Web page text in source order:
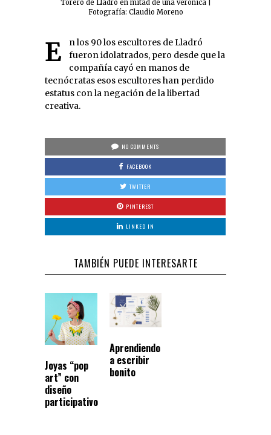
Torero de Lladró en mitad de una verónica |
Fotografía: Claudio Moreno
En los 90 los escultores de Lladró
fueron idolatrados, pero desde que la
compañía cayó en manos de
tecnócratas esos escultores han perdido
estatus con la negación de la libertad
creativa.
NO COMMENTS
FACEBOOK
TWITTER
PINTEREST
LINKED IN
TAMBIÉN PUEDE INTERESARTE
Joyas “pop
art” con
diseño
participativo
Aprendiendo
a escribir
bonito